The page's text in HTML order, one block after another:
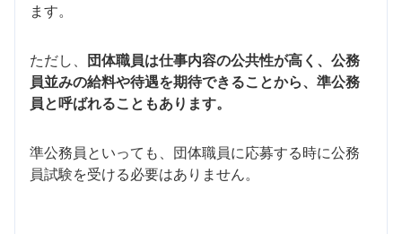
ます。
ただし、
団体職員は仕事内容の公共性が高く、公務
員並みの給料や待遇を期待できることから、準公務
員と呼ばれることもあります。
準公務員といっても、団体職員に応募する時に公務
員試験を受ける必要はありません。